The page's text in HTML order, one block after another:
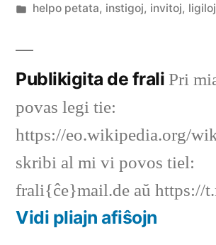
de
Afiŝita
helpo petata, instigoj, invitoj, ligiloj
Publikigita de frali Pri
povas legi tie:
https://eo.wikipedia.org/
skribi al mi vi povos tiel:
frali{ĉe}mail.de aŭ https://
Vidi pliajn afiŝojn